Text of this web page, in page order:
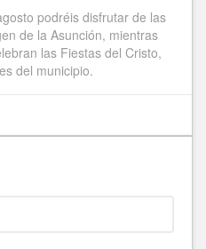
podréis disfrutar de las
de la Asunción, mientras
las Fiestas del Cristo,
del municipio.